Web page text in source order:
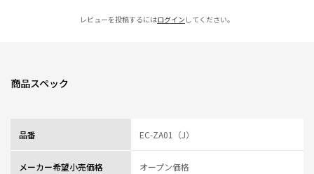
レビューを投稿するにはログイン してください。
商品スペック
品番 EC-ZA01（J）
メーカー希望小売価格 オープン価格